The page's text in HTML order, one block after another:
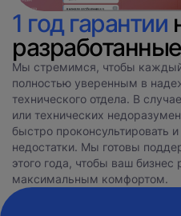
1 год гарантии
Мы стремимся, чтобы каждый
полностью уверенным в
технического отдела. В
или технических
быстро проконсультировать
недостатки. Мы готовы
этого года, чтобы ваш бизнес
максимальным комфортом.